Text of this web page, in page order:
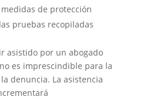
de protección
pruebas recopiladas
asistido por un abogado
es imprescindible para la
denuncia. La asistencia